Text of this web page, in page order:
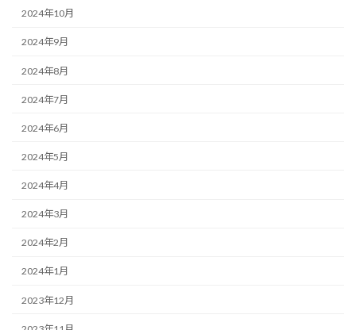
2024年10月
2024年9月
2024年8月
2024年7月
2024年6月
2024年5月
2024年4月
2024年3月
2024年2月
2024年1月
2023年12月